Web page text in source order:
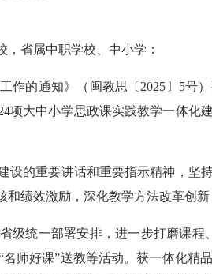
省属中职学校、中小学：
的通知》（闽教思〔2025〕5号
项大中小学思政课实践教学一体
的重要讲话和重要指示精神，坚
绩效激励，深化教学方法改革创
统一部署安排，进一步打磨课程
师好课”送教等活动。获一体化精